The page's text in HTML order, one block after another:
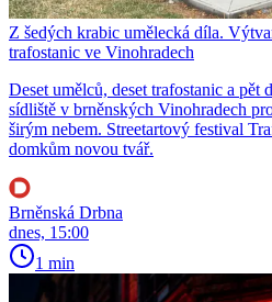
Z šedých krabic umělecká díla.
trafostanic ve Vinohradech
Deset umělců, deset trafostanic a pět
sídliště v brněnských Vinohradech
širým nebem. Streetartový festival
domkům novou tvář.
Brněnská Drbna
dnes, 15:00
1 min